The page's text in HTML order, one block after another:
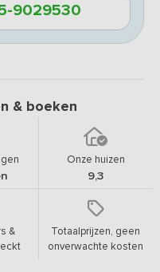
9029530
& boeken
Onze huizen
9,3
&
Totaalprijzen, geen
onverwachte kosten